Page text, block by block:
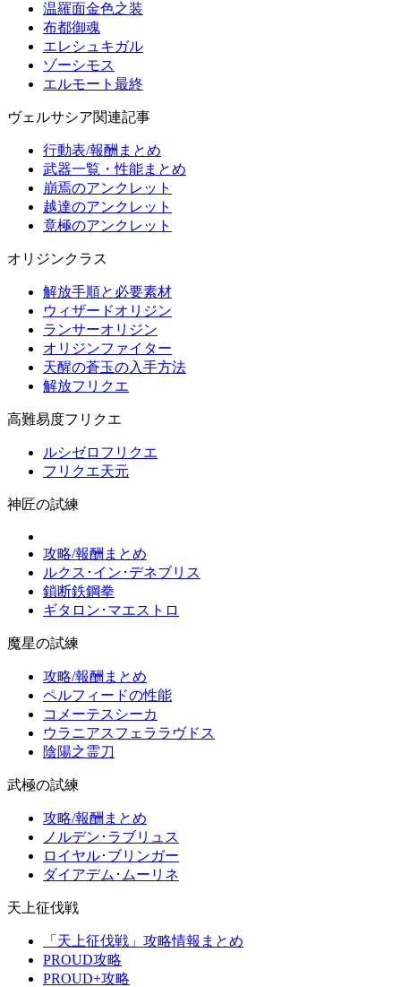
温羅面金色之装
布都御魂
エレシュキガル
ゾーシモス
エルモート最終
ヴェルサシア関連記事
行動表/報酬まとめ
武器一覧・性能まとめ
崩焉のアンクレット
越達のアンクレット
竟極のアンクレット
オリジンクラス
解放手順と必要素材
ウィザードオリジン
ランサーオリジン
オリジンファイター
天醒の蒼玉の入手方法
解放フリクエ
高難易度フリクエ
ルシゼロフリクエ
フリクエ天元
神匠の試練
攻略/報酬まとめ
ルクス･イン･デネブリス
鎖断鉄鋼拳
ギタロン･マエストロ
魔星の試練
攻略/報酬まとめ
ペルフィードの性能
コメーテスシーカ
ウラニアスフェララヴドス
陰陽之霊刀
武極の試練
攻略/報酬まとめ
ノルデン･ラブリュス
ロイヤル･ブリンガー
ダイアデム･ムーリネ
天上征伐戦
「天上征伐戦」攻略情報まとめ
PROUD攻略
PROUD+攻略